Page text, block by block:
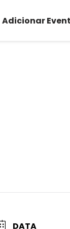
Adicionar
DATA